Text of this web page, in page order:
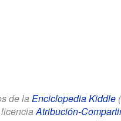
de la Enciclopedia Kiddle
licenciaAtribución-